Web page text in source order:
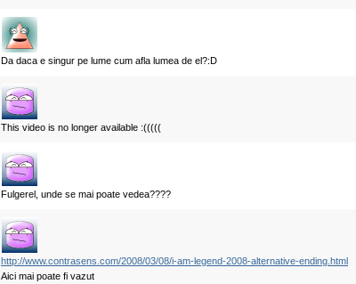
Da daca e singur pe lume cum afla lumea de el?:D
This video is no longer available :(((((
Fulgerel, unde se mai poate vedea????
http://www.contrasens.com/2008/03/08/i-am-legend-2008-alternative-ending.html
Aici mai poate fi vazut